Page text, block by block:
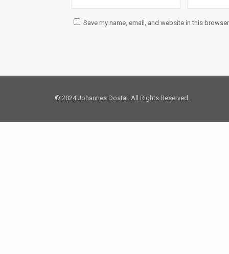
Save my name, email, and website in this
© 2024 Johannes Dostal. All Rights Reserved.